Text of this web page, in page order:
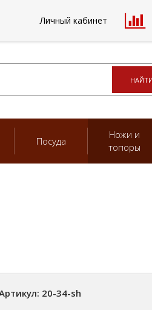
Посуда
Ножи и
топоры
20-34-sh
Личный кабинет